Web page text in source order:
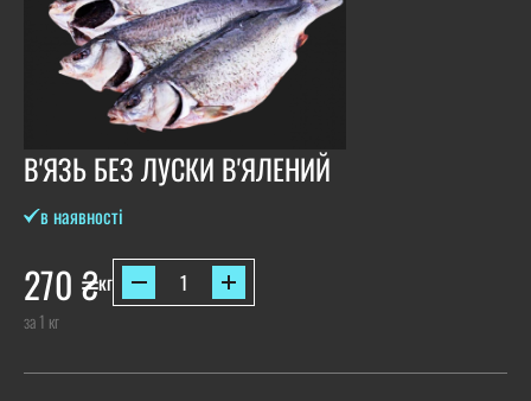
В'ЯЗЬ БЕЗ ЛУСКИ В'ЯЛЕНИЙ
в наявності
270 ₴кг
за 1 кг